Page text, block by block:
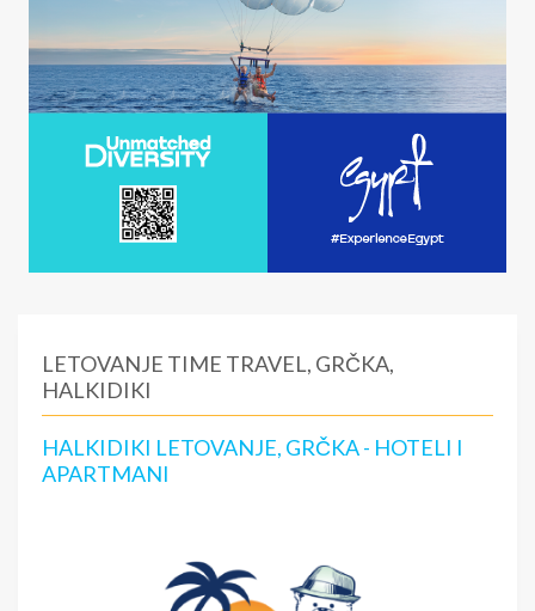
LETOVANJE TIME TRAVEL, GRČKA,
HALKIDIKI
HALKIDIKI LETOVANJE, GRČKA - HOTELI I
APARTMANI